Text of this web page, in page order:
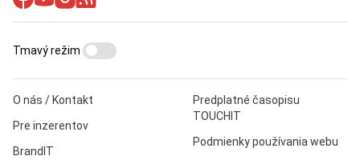
O nás / Kontakt
Pre inzerentov
BrandIT
Predplatné časopisu
TOUCHIT
Podmienky používania webu
Tmavý režim